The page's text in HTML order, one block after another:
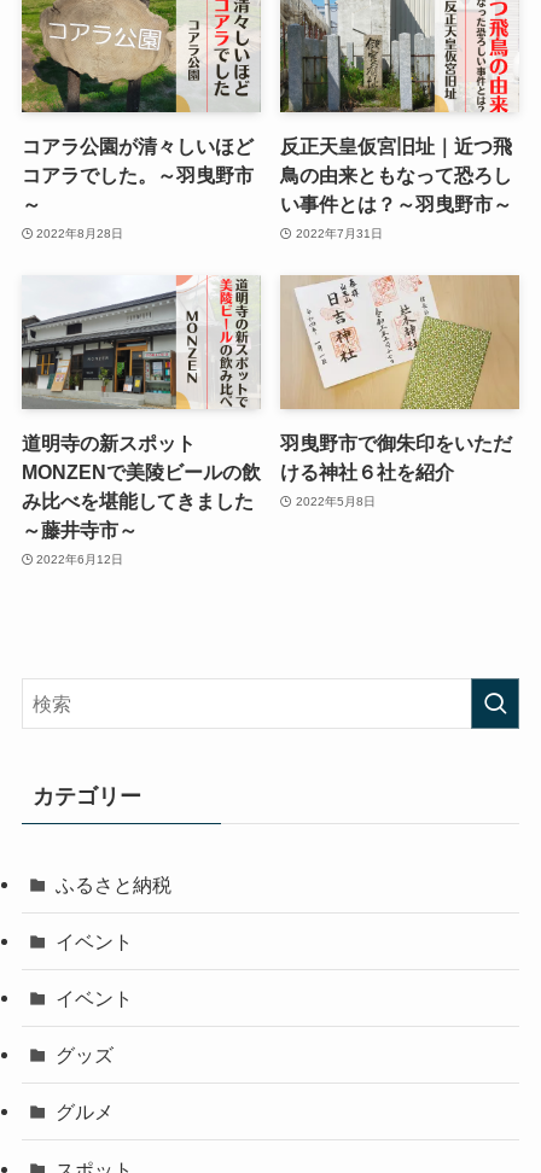
コアラ公園が清々しいほど
コアラでした。～羽曳野市
～
2022年8月28日
反正天皇仮宮旧址｜近つ飛
鳥の由来ともなって恐ろし
い事件とは？～羽曳野市～
2022年7月31日
道明寺の新スポット
MONZENで美陵ビールの飲
み比べを堪能してきました
～藤井寺市～
2022年6月12日
羽曳野市で御朱印をいただ
ける神社６社を紹介
2022年5月8日
カテゴリー
ふるさと納税
イベント
イベント
グッズ
グルメ